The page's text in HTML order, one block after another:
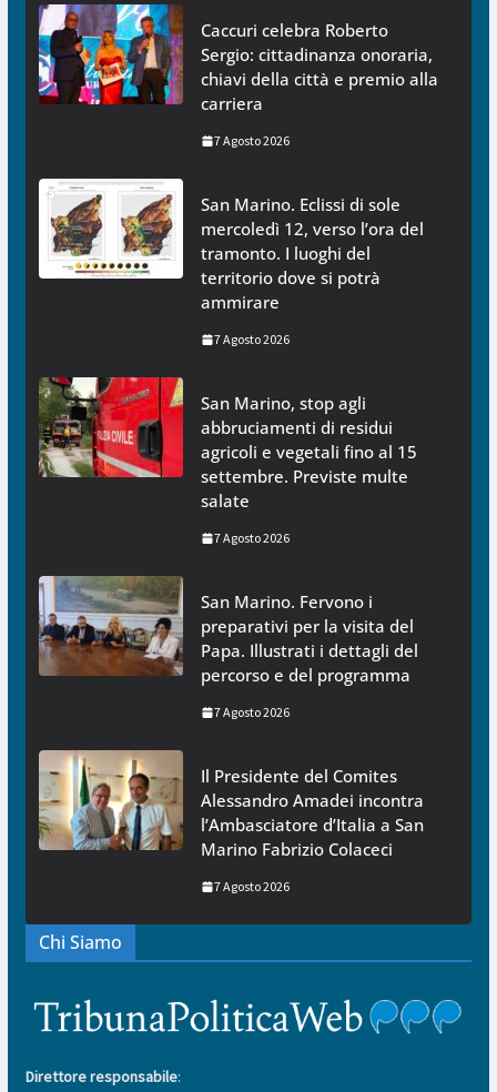
Caccuri celebra Roberto
Sergio: cittadinanza onoraria,
chiavi della città e premio alla
carriera
7 Agosto 2026
San Marino. Eclissi di sole
mercoledì 12, verso l’ora del
tramonto. I luoghi del
territorio dove si potrà
ammirare
7 Agosto 2026
San Marino, stop agli
abbruciamenti di residui
agricoli e vegetali fino al 15
settembre. Previste multe
salate
7 Agosto 2026
San Marino. Fervono i
preparativi per la visita del
Papa. Illustrati i dettagli del
percorso e del programma
7 Agosto 2026
Il Presidente del Comites
Alessandro Amadei incontra
l’Ambasciatore d’Italia a San
Marino Fabrizio Colaceci
7 Agosto 2026
Chi Siamo
Direttore responsabile: